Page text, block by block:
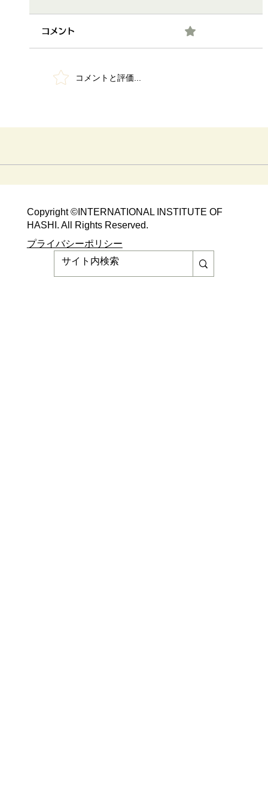
晩秋の京都で「出たとこ勝負」やっちゃ
コメント
コメントと評価...
Copyright ©​INTERNATIONAL INSTITUTE OF
HASHI. All Rights Reserved.​
​​プライバシーポリシー